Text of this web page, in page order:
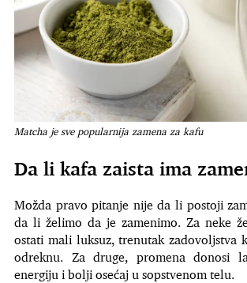
Matcha je sve popularnija zamena za kafu
Da li kafa zaista ima
Možda pravo pitanje nije da li postoji
da li želimo da je zamenimo. Za neke
ostati mali luksuz, trenutak zadovoljstva
odreknu. Za druge, promena donosi
energiju i bolji osećaj u sopstvenom telu.